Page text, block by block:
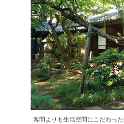
客間よりも生活空間にこだわっ